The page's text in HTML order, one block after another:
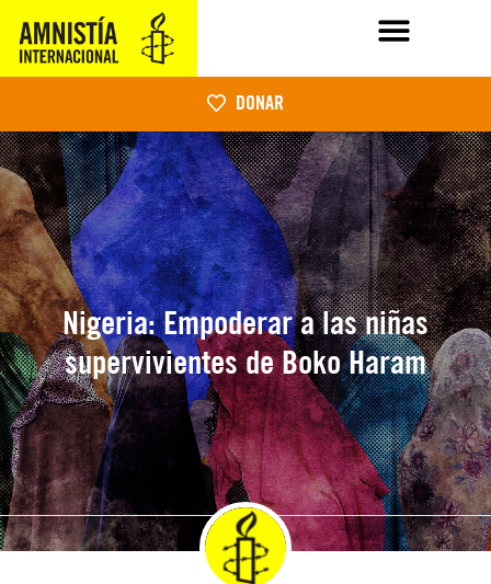
DONAR
Nigeria: Empoderar a las niñas
supervivientes de Boko Haram